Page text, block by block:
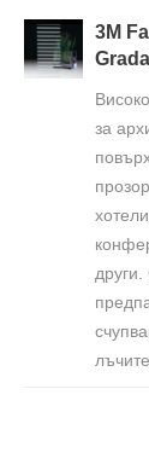
3M
за
лъчите.